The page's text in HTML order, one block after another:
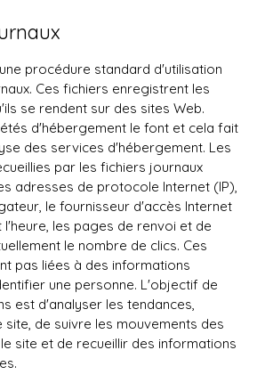
procédure standard d'utilisation
Ces fichiers enregistrent les
se rendent sur des sites Web.
d'hébergement le font et cela fait
des services d'hébergement. Les
par les fichiers journaux
adresses de protocole Internet (IP),
le fournisseur d'accès Internet
l'heure, les pages de renvoi et de
le nombre de clics. Ces
pas liées à des informations
une personne. L'objectif de
est d'analyser les tendances,
site, de suivre les mouvements des
site et de recueillir des informations